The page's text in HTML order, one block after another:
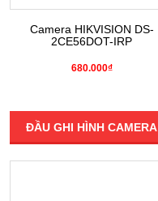
Camera HIKVISION DS-
2CE56DOT-IRP
680.000₫
ĐẦU GHI HÌNH CAMERA